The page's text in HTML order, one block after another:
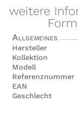
weitere
Allgemeines
Hersteller
Kollektion
Modell
Referenznummer
EAN
Geschlecht